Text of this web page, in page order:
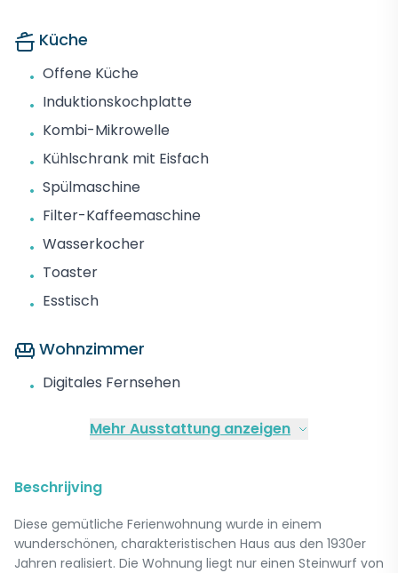
Küche
• Offene Küche
• Induktionskochplatte
• Kombi-Mikrowelle
• Kühlschrank mit Eisfach
• Spülmaschine
• Filter-Kaffeemaschine
• Wasserkocher
• Toaster
• Esstisch
Wohnzimmer
• Digitales Fernsehen
Mehr Ausstattung anzeigen
Beschrijving
Diese gemütliche Ferienwohnung wurde in einem
wunderschönen, charakteristischen Haus aus den 1930er
Jahren realisiert. Die Wohnung liegt nur einen Steinwurf von